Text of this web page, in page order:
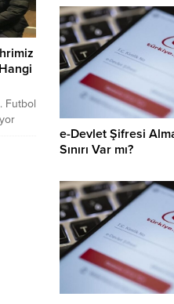
Futbol
e-Devlet Şifresi
Sınırı Var mı?